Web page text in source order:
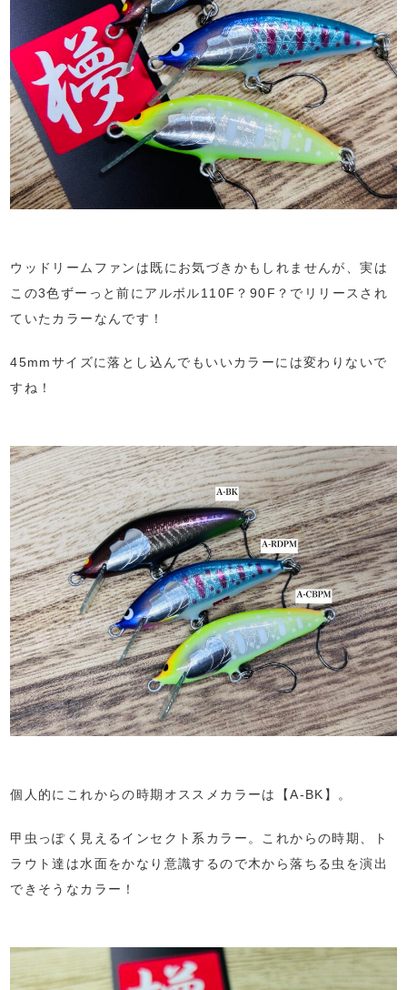
ウッドリームファンは既にお気づきかもしれませんが、実は
この3色ずーっと前にアルボル110F？90F？でリリースされ
ていたカラーなんです！
45mmサイズに落とし込んでもいいカラーには変わりないで
すね！
個人的にこれからの時期オススメカラーは【A-BK】。
甲虫っぽく見えるインセクト系カラー。これからの時期、ト
ラウト達は水面をかなり意識するので木から落ちる虫を演出
できそうなカラー！